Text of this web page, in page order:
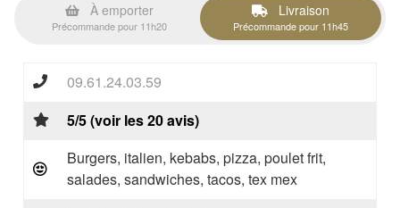
À emporter
Précommande pour 11h20
Livraison
Précommande pour 11h45
09.61.24.03.59
5/5 (voir les 20 avis)
Burgers, italien, kebabs, pizza, poulet frit,
salades, sandwiches, tacos, tex mex